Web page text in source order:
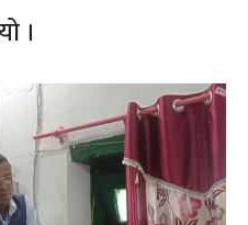
।